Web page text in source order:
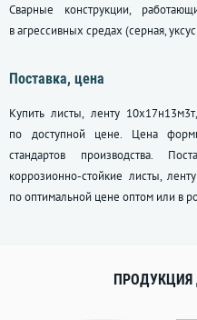
Сварные конструкции,
в агрессивных средах (серная,
Поставка, цена
Купить листы, ленту
по доступной цене. Цена
стандартов производства.
коррозионно-стойкие листы,
по оптимальной цене оптом или в